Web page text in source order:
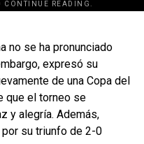
CONTINUE READING.
no se ha pronunciado
expresó su
de una Copa del
que el torneo se
y alegría. Además,
su triunfo de 2-0